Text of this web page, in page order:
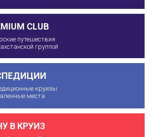
CLUB
путешествия
группой
круизы
места
В КРУИЗ